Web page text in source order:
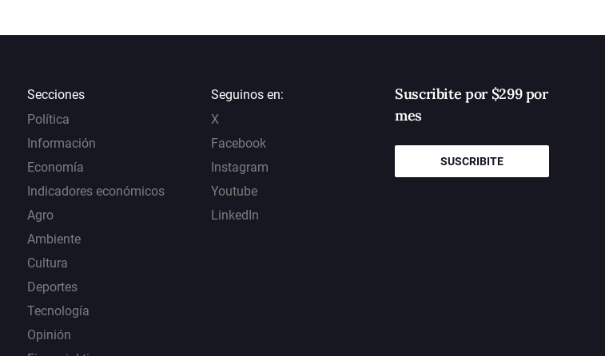
Secciones
Política
Información
Economía
Indicadores económicos
Agro
Ambiente
Cultura
Deportes
Tecnología
Opinión
Seguinos en:
X
Facebook
Instagram
Youtube
LinkedIn
Suscribite por $299 por
mes
SUSCRIBITE